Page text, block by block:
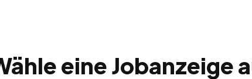
eine Jobanzeige